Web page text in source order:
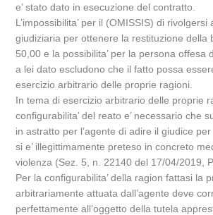
e’ stato dato in esecuzione del contratto.
L’impossibilita’ per il (OMISSIS) di rivolgersi
giudiziaria per ottenere la restituzione della
50,00 e la possibilita’ per la persona offesa
a lei dato escludono che il fatto possa
esercizio arbitrario delle proprie ragioni.
In tema di esercizio arbitrario delle proprie
configurabilita’ del reato e’ necessario che
in astratto per l’agente di adire il giudice
si e’ illegittimamente preteso in concreto
violenza (Sez. 5, n. 22140 del 17/04/2019,
Per la configurabilita’ della ragion fattasi la
arbitrariamente attuata dall’agente deve
perfettamente all’oggetto della tutela